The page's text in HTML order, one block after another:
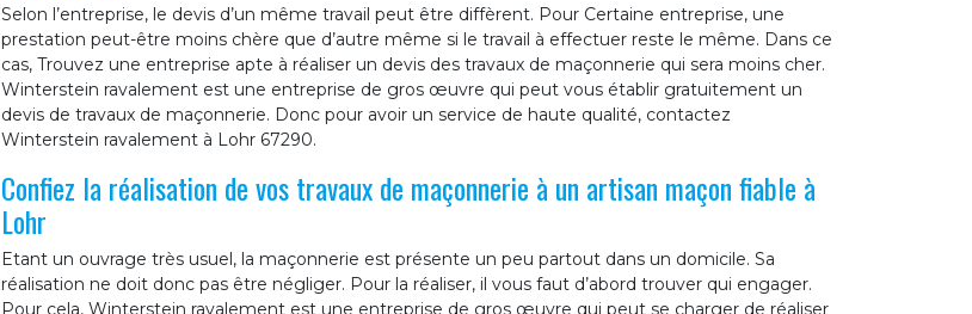
Selon l’entreprise, le devis d’un même travail peut être diffèrent. Pour Certaine entreprise, une
prestation peut-être moins chère que d’autre même si le travail à effectuer reste le même. Dans ce
cas, Trouvez une entreprise apte à réaliser un devis des travaux de maçonnerie qui sera moins cher.
Winterstein ravalement est une entreprise de gros œuvre qui peut vous établir gratuitement un
devis de travaux de maçonnerie. Donc pour avoir un service de haute qualité, contactez
Winterstein ravalement à Lohr 67290.
Confiez la réalisation de vos travaux de maçonnerie à un artisan maçon fiable à
Lohr
Etant un ouvrage très usuel, la maçonnerie est présente un peu partout dans un domicile. Sa
réalisation ne doit donc pas être négliger. Pour la réaliser, il vous faut d’abord trouver qui engager.
Pour cela, Winterstein ravalement est une entreprise de gros œuvre qui peut se charger de réaliser